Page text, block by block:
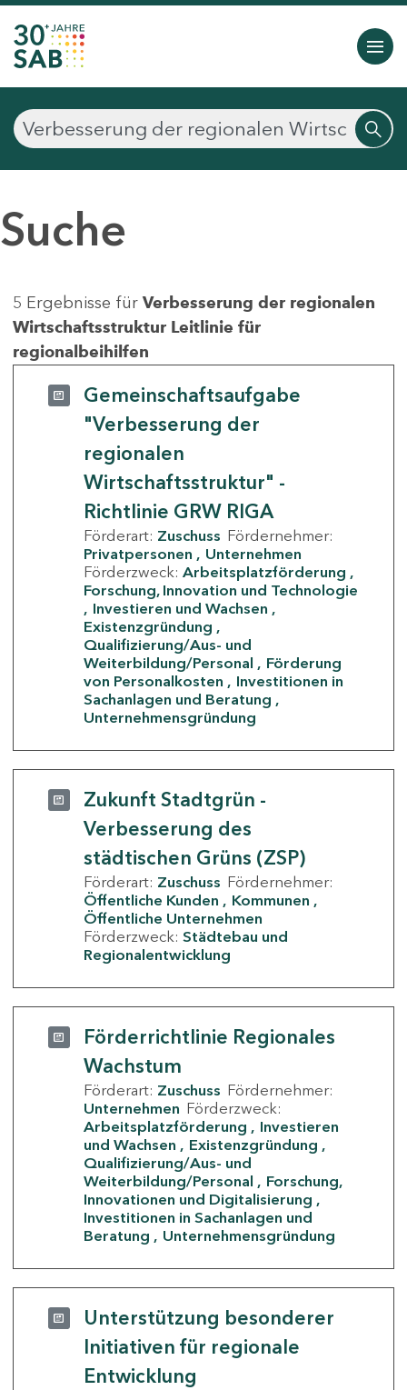
Suche
5 Ergebnisse für Verbesserung der regionalen
Wirtschaftsstruktur Leitlinie für
regionalbeihilfen
Gemeinschaftsaufgabe
"Verbesserung der
regionalen
Wirtschaftsstruktur" -
Richtlinie GRW RIGA
Förderart: Zuschuss Fördernehmer:
Privatpersonen
Unternehmen
Förderzweck: Arbeitsplatzförderung
Forschung, Innovation und Technologie
Investieren und Wachsen
Existenzgründung
Qualifizierung/Aus- und
Weiterbildung/Personal
Förderung
von Personalkosten
Investitionen in
Sachanlagen und Beratung
Unternehmensgründung
Zukunft Stadtgrün -
Verbesserung des
städtischen Grüns (ZSP)
Förderart: Zuschuss Fördernehmer:
Öffentliche Kunden
Kommunen
Öffentliche Unternehmen
Förderzweck: Städtebau und
Regionalentwicklung
Förderrichtlinie Regionales
Wachstum
Förderart: Zuschuss Fördernehmer:
Unternehmen Förderzweck:
Arbeitsplatzförderung
Investieren
und Wachsen
Existenzgründung
Qualifizierung/Aus- und
Weiterbildung/Personal
Forschung,
Innovationen und Digitalisierung
Investitionen in Sachanlagen und
Beratung
Unternehmensgründung
Unterstützung besonderer
Initiativen für regionale
Entwicklung